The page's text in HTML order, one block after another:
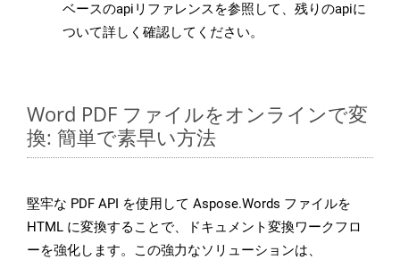
ベースのapiリファレンスを参照して、残りのapiに
ついて詳しく確認してください。
Word PDF ファイルをオンラインで変
換: 簡単で素早い方法
堅牢な PDF API を使用して Aspose.Words ファイルを
HTML に変換することで、ドキュメント変換ワークフロ
ーを強化します。この強力なソリューションは、